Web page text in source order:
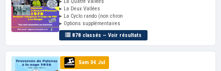
▸ La Deux Vallées
▸ La Cyclo rando (non chron
▸ Options supplémentaires
878 classés — Voir résultats
Sam 04 Jul